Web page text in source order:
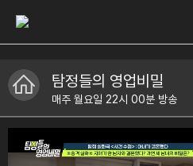
탐정들의 영업비밀
매주 월요일 22시 00분 방송